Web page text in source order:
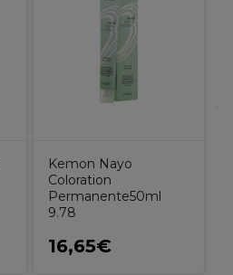
Kemon Nayo
Coloration
Permanente50ml
9.78
16,65€